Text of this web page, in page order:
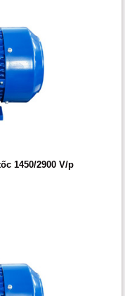
1450/2900 V/p